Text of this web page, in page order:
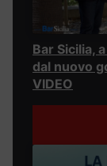
Bar Sicilia,
dal nuovo
VIDEO